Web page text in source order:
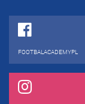
FOOTBALACADEMYPL